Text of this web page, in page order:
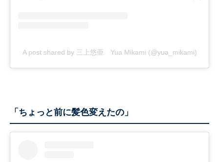
A post shared by 三上悠亜 Yua Mikami (@yua_mikami)
「ちょっと前に髪色変えたの」